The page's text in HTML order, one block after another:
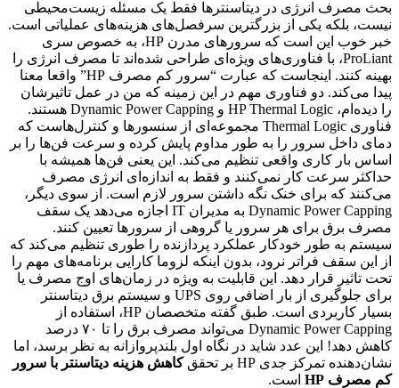
بحث مصرف انرژی در دیتاسنترها فقط یک مسئله زیست‌محیطی
نیست، بلکه یکی از بزرگترین سرفصل‌های هزینه‌های عملیاتی است.
خبر خوب این است که سرورهای مدرن HP، به خصوص سری
ProLiant، با فناوری‌های ویژه‌ای طراحی شده‌اند تا مصرف انرژی را
بهینه کنند. اینجاست که عبارت “سرور کم مصرف HP” واقعا معنا
پیدا می‌کند. دو فناوری مهم در این زمینه که من در عمل تاثیرشان
را دیده‌ام، HP Thermal Logic و Dynamic Power Capping هستند.
فناوری Thermal Logic مجموعه‌ای از سنسورها و کنترل‌هاست که
دمای داخل سرور را به طور مداوم پایش کرده و سرعت فن‌ها را بر
اساس بار کاری واقعی تنظیم می‌کند. این یعنی فن‌ها همیشه با
حداکثر سرعت کار نمی‌کنند و فقط به اندازه‌ای انرژی مصرف
می‌کنند که برای خنک نگه داشتن سرور لازم است. از سوی دیگر،
Dynamic Power Capping به مدیران IT اجازه می‌دهد یک سقف
مصرف برق برای هر سرور یا گروهی از سرورها تعیین کنند.
سیستم به طور خودکار عملکرد پردازنده را طوری تنظیم می‌کند که
از این سقف فراتر نرود، بدون اینکه لزوما کارایی برنامه‌های مهم را
تحت تاثیر قرار دهد. این قابلیت به ویژه در زمان‌های اوج مصرف یا
برای جلوگیری از بار اضافی روی UPS و سیستم برق دیتاسنتر
بسیار کاربردی است. طبق گفته متخصصان HP، استفاده از
Dynamic Power Capping می‌تواند مصرف برق را تا ۷۰ درصد
کاهش دهد! این عدد شاید در نگاه اول بلندپروازانه به نظر برسد، اما
نشان‌دهنده تمرکز جدی HP بر تحقق
کاهش هزینه دیتاسنتر با سرور
کم مصرف HP است.